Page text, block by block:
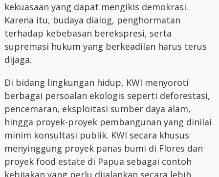
kekuasaan yang dapat mengikis demokrasi.
Karena itu, budaya dialog, penghormatan
terhadap kebebasan berekspresi, serta
supremasi hukum yang berkeadilan harus terus
dijaga.
Di bidang lingkungan hidup, KWI menyoroti
berbagai persoalan ekologis seperti deforestasi,
pencemaran, eksploitasi sumber daya alam,
hingga proyek-proyek pembangunan yang dinilai
minim konsultasi publik. KWI secara khusus
menyinggung proyek panas bumi di Flores dan
proyek food estate di Papua sebagai contoh
kebijakan yang perlu dijalankan secara lebih